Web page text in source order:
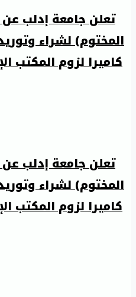
تعلن جامعة إدلب
المختوم) لشراء
كاميرا لزوم المكتب
تعلن جامعة إدلب
المختوم) لشراء
كاميرا لزوم المكتب